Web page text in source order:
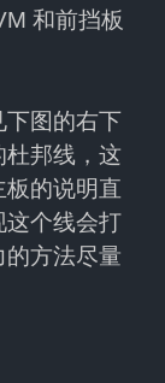
和前挡板
下图的右下
杜邦线，这
板的说明直
这个线会打
方法尽量